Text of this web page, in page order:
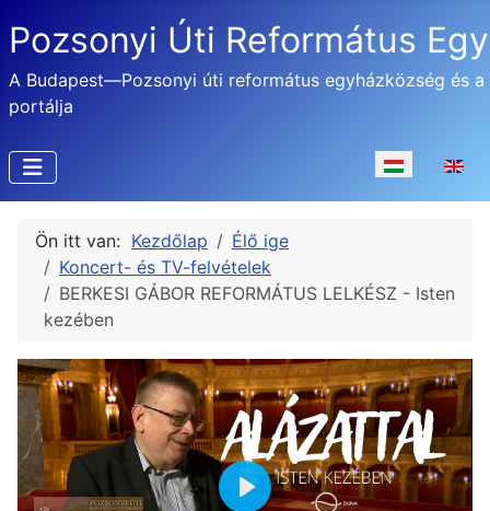
Pozsonyi Úti Református
A Budapest—Pozsonyi úti református egyházközség és a
portálja
Válasszon
Ön itt van: Kezdőlap
Élő ige
Koncert- és TV-felvételek
BERKESI GÁBOR REFORMÁTUS LELKÉSZ - Isten
kezében